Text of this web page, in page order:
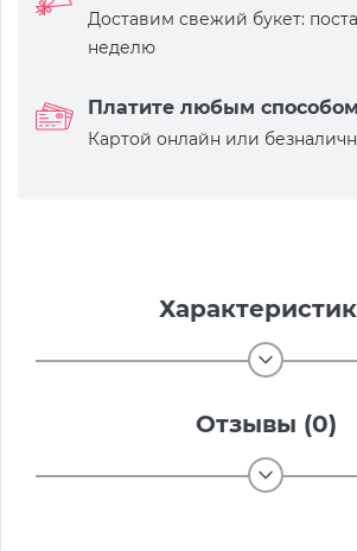
Доставим свежий букет:
неделю
Платите любым способом
Картой онлайн или
Отзывы (0)